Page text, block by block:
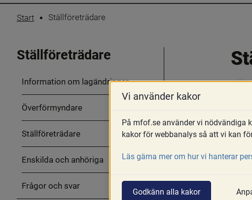
Start Ställföreträdare
Ställföreträdare
Information om lagändringar
Överförmyndare
Ställföreträdare
Enskilda och anhöriga
Frågor och svar
Vi använder kakor
På mfof.se använder vi nödvändiga
kakor för webbanalys så att vi kan
Läs gärna mer om hur vi hanterar
Godkänn alla kakor